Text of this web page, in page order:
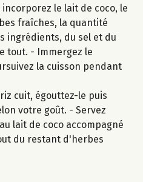
le lait de coco, le
fraîches, la quantité
ingrédients, du sel et du
tout. - Immergez le
la cuisson pendant
riz cuit, égouttez-le puis
votre goût. - Servez
lait de coco accompagné
du restant d'herbes